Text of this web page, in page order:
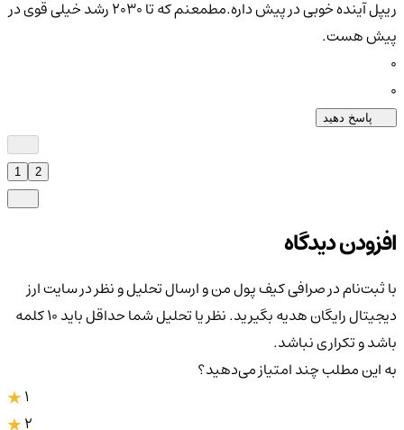
ریپل آینده خوبی در پیش داره.مطمعنم که تا 2030 رشد خیلی قوی در
پیش هست.
پاسخ دهید
افزودن دیدگاه
با ثبت‌نام در صرافی کیف پول من و ارسال تحلیل و نظر در سایت ارز
دیجیتال رایگان هدیه بگیرید. نظر یا تحلیل شما حداقل باید ۱۰ کلمه
باشد و تکراری نباشد.
به این مطلب چند امتیاز می‌دهید؟